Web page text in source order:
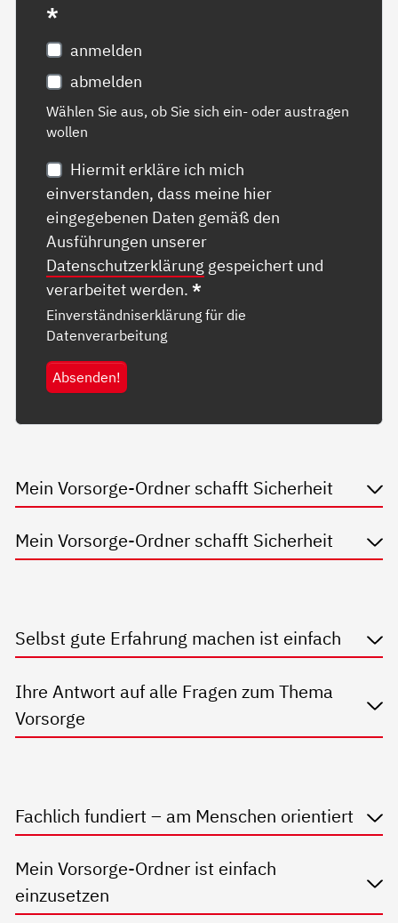
*
anmelden
abmelden
Wählen Sie aus, ob Sie sich ein- oder austragen
wollen
Hiermit erkläre ich mich
einverstanden, dass meine hier
eingegebenen Daten gemäß den
Ausführungen unserer
Datenschutzerklärung gespeichert und
verarbeitet werden.*
Einverständniserklärung für die
Datenverarbeitung
Absenden!
Mein Vorsorge-Ordner schafft Sicherheit
Mein Vorsorge-Ordner schafft Sicherheit
Selbst gute Erfahrung machen ist einfach
Ihre Antwort auf alle Fragen zum Thema
Vorsorge
Fachlich fundiert – am Menschen orientiert
Mein Vorsorge-Ordner ist einfach
einzusetzen